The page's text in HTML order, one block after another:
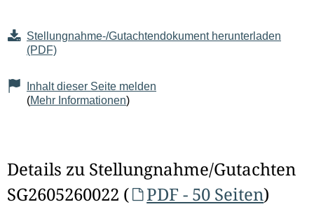
Stellungnahme-/Gutachtendokument herunterladen
(PDF)
Inhalt dieser Seite melden
(Mehr Informationen)
Details zu Stellungnahme/Gutachten
SG2605260022 (
PDF - 50 Seiten)